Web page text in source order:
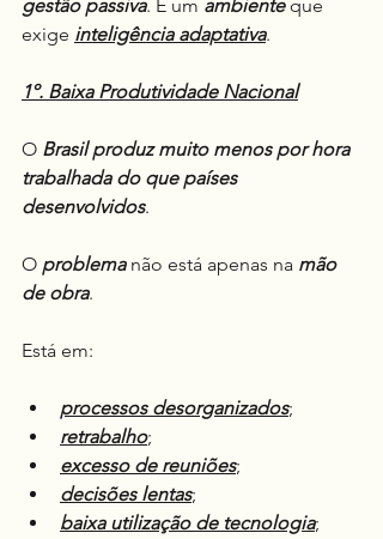
gestão passiva. É um ambiente que
exige inteligência adaptativa.
1º. Baixa Produtividade Nacional
O Brasil produz muito menos por hora
trabalhada do que países
desenvolvidos.
O problema não está apenas na mão
de obra.
Está em:
processos desorganizados;
retrabalho;
excesso de reuniões;
decisões lentas;
baixa utilização de tecnologia;